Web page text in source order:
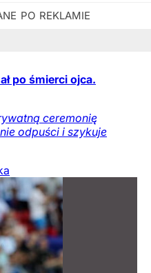
po śmierci ojca.
ceremonię
odpuści i szykuje